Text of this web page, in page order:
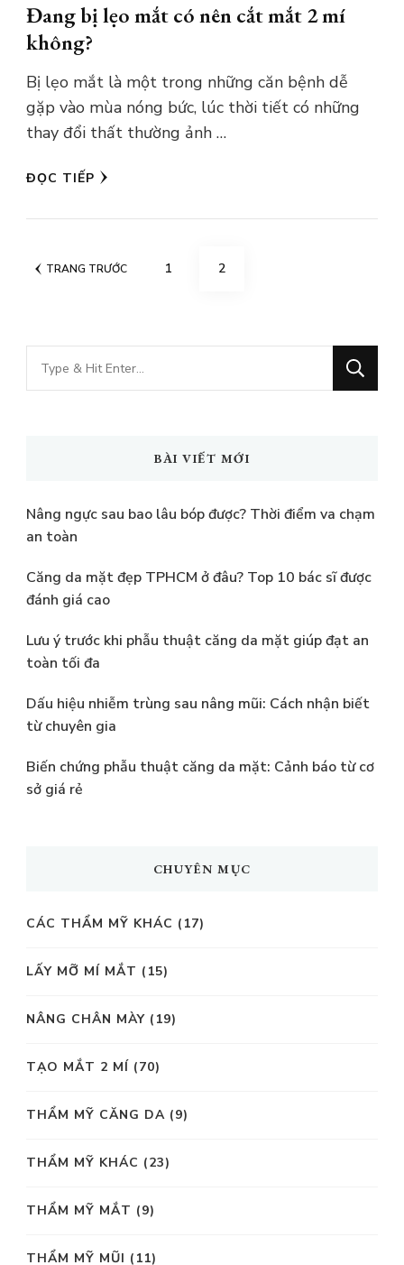
Đang bị lẹo mắt có nên cắt mắt 2 mí
không?
Bị lẹo mắt là một trong những căn bệnh dễ
gặp vào mùa nóng bức, lúc thời tiết có những
thay đổi thất thường ảnh …
ĐỌC TIẾP
Điều
viết
TRANG TRƯỚC TRANG
1 TRANG
2
Bạn
muốn
BÀI VIẾT MỚI
Nâng ngực sau bao lâu bóp được? Thời điểm va chạm
an toàn
Căng da mặt đẹp TPHCM ở đâu? Top 10 bác sĩ được
đánh giá cao
Lưu ý trước khi phẫu thuật căng da mặt giúp đạt an
toàn tối đa
Dấu hiệu nhiễm trùng sau nâng mũi: Cách nhận biết
từ chuyên gia
Biến chứng phẫu thuật căng da mặt: Cảnh báo từ cơ
sở giá rẻ
CHUYÊN MỤC
CÁC THẨM MỸ KHÁC (17)
LẤY MỠ MÍ MẮT (15)
NÂNG CHÂN MÀY (19)
TẠO MẮT 2 MÍ (70)
THẨM MỸ CĂNG DA (9)
THẨM MỸ KHÁC (23)
THẨM MỸ MẮT (9)
THẨM MỸ MŨI (11)